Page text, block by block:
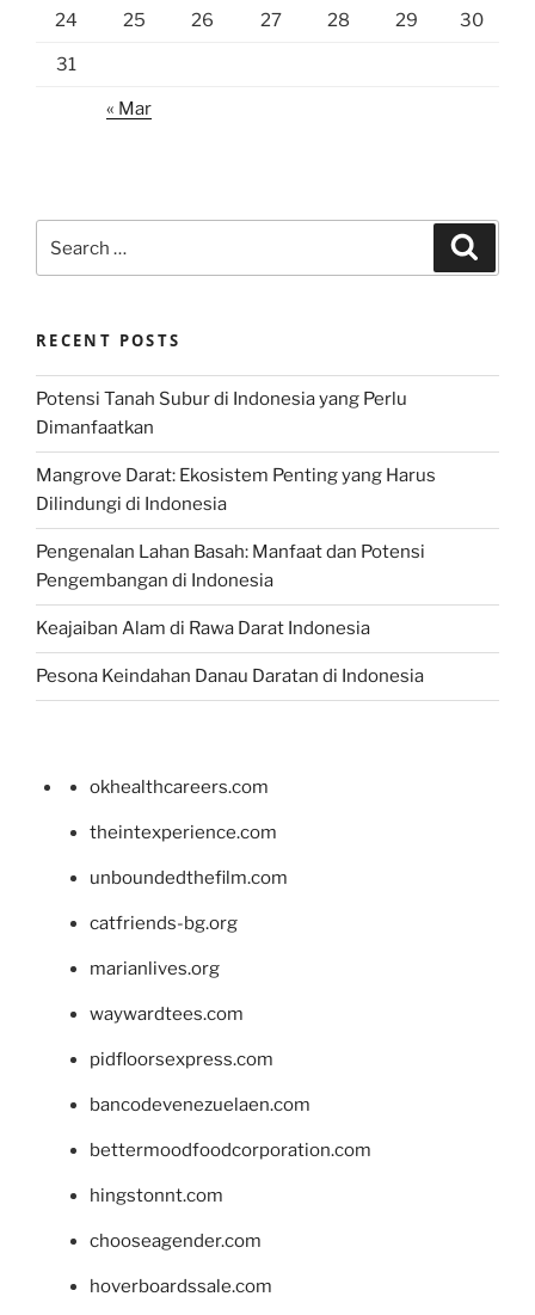
24 25 26 27 28 29 30
31
« Mar
for:
RECENT POSTS
Potensi Tanah Subur di Indonesia yang Perlu
Dimanfaatkan
Mangrove Darat: Ekosistem Penting yang Harus
Dilindungi di Indonesia
Pengenalan Lahan Basah: Manfaat dan Potensi
Pengembangan di Indonesia
Keajaiban Alam di Rawa Darat Indonesia
Pesona Keindahan Danau Daratan di Indonesia
okhealthcareers.com
theintexperience.com
unboundedthefilm.com
catfriends-bg.org
marianlives.org
waywardtees.com
pidfloorsexpress.com
bancodevenezuelaen.com
bettermoodfoodcorporation.com
hingstonnt.com
chooseagender.com
hoverboardssale.com